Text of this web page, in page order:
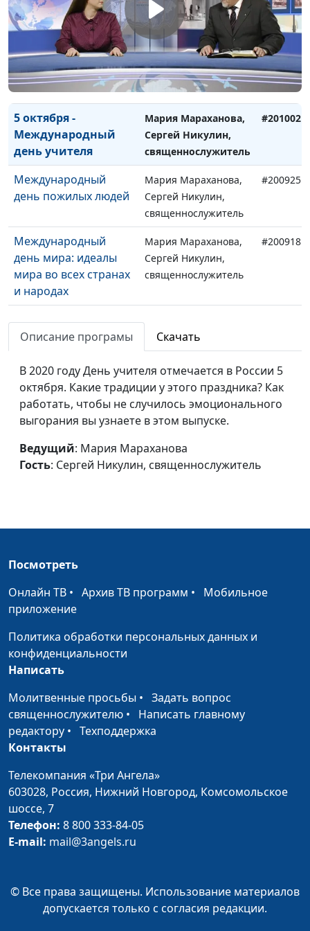
прошлом и
настоящем
священнослужитель
Экологическая
проблема - проблема
21 века
Мария Мараханова,
Сергей Никулин,
священнослужитель
#201016
5 октября -
Международный
день учителя
Мария Мараханова,
Сергей Никулин,
священнослужитель
#201002
Международный
день пожилых людей
Мария Мараханова,
Сергей Никулин,
священнослужитель
#200925
Международный
день мира: идеалы
мира во всех странах
и народах
Мария Мараханова,
Сергей Никулин,
священнослужитель
#200918
Международная
акция памяти
от нацизма,
приуроченная к 75-
летию окончания
Второй мировой
Сергей Никулин,
священнослужитель
День знаний после
Мария Мараханова,
жизнь после
самоизоляции?
Крещение Руси:
значение для
современного
общества
священнослужитель
отдыха в 2020 году
Сергей Никулин,
священнослужитель
День семьи, любви и
событий
священнослужитель
Патриотизм и
любовь к Родине
позитивного
мышления и
организация досуга
Описание програмы Скачать
В 2020 году День учителя отмечается в России 5
октября. Какие традиции у этого праздника? Как
работать, чтобы не случилось эмоционального
выгорания вы узнаете в этом выпуске.
Ведущий: Мария Мараханова
Гость: Сергей Никулин, священнослужитель
Посмотреть
Онлайн ТВ • Архив ТВ программ • Мобильное
приложение
Политика обработки персональных данных и
конфиденциальности
Написать
Молитвенные просьбы • Задать вопрос
священнослужителю • Написать главному
редактору • Техподдержка
Контакты
Телекомпания «Три Ангела»
603028, Россия, Нижний Новгород, Комсомольское
шоссе, 7
Телефон: 8 800 333-84-05
E-mail: mail@3angels.ru
© Все права защищены. Использование материалов
допускается только с согласия редакции.